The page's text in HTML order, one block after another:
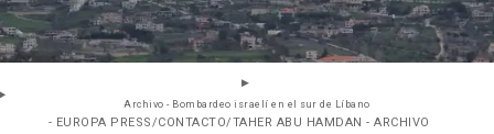
Archivo - Bombardeo israelí en el sur de Líbano
- EUROPA PRESS/CONTACTO/TAHER ABU HAMDAN - ARCHIVO